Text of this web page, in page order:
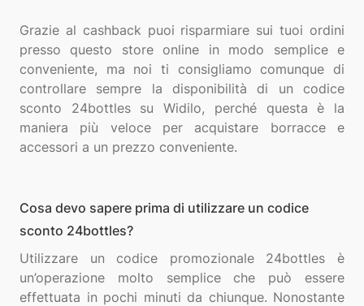
Grazie al cashback puoi risparmiare sui tuoi ordini
presso questo store online in modo semplice e
conveniente, ma noi ti consigliamo comunque di
controllare sempre la disponibilità di un codice
sconto 24bottles su Widilo, perché questa è la
maniera più veloce per acquistare borracce e
Cosa devo sapere prima di utilizzare un codice
sconto 24bottles?
Utilizzare un codice promozionale 24bottles è
un’operazione molto semplice che può essere
effettuata in pochi minuti da chiunque. Nonostante